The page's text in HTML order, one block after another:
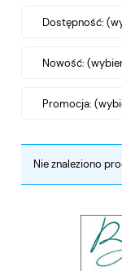
Dostępność:
Nowość:
Promocja:
Nie znaleziono